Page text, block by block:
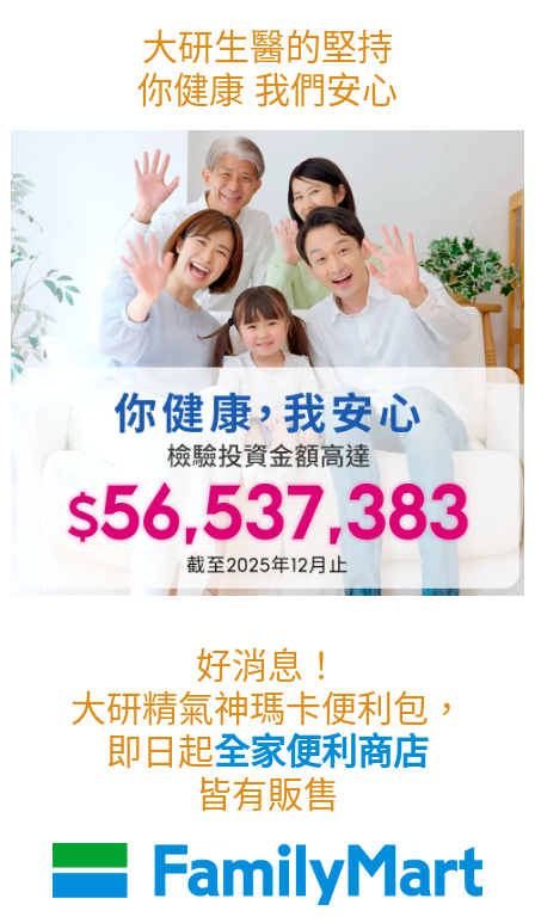
大研生醫的堅持
你健康 我們安心
好消息！
大研精氣神瑪卡便利包，
即日起全家便利商店
皆有販售